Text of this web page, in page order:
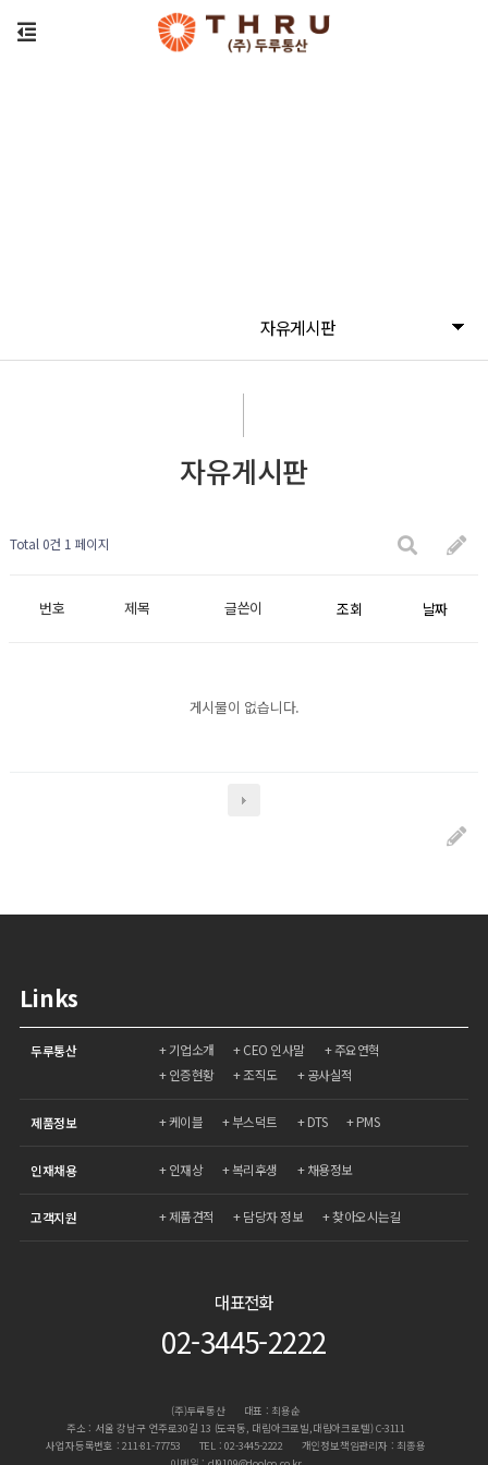
자유게시판
자유게시판
Total 0건 1 페이지
번호 제목 글쓴이 조회 날짜
게시물이 없습니다.
Links
두루통산 기업소개 CEO 인사말
주요연혁
인증현황
조직도 공사실적
제품정보 케이블 부스덕트 DTS PMS
인재채용 인재상 복리후생 채용정보
고객지원 제품견적 담당자 정보 찾아오시는길
대표전화
02-3445-2222
(주)두루통산
대표 : 최용순
주소 : 서울 강남구 언주로30길 13 (도곡동, 대림아크로빌,대림아크로텔) C-3111
사업자등록번호 : 211-81-77753
TEL : 02-3445-2222
개인정보책임관리자 : 최종용